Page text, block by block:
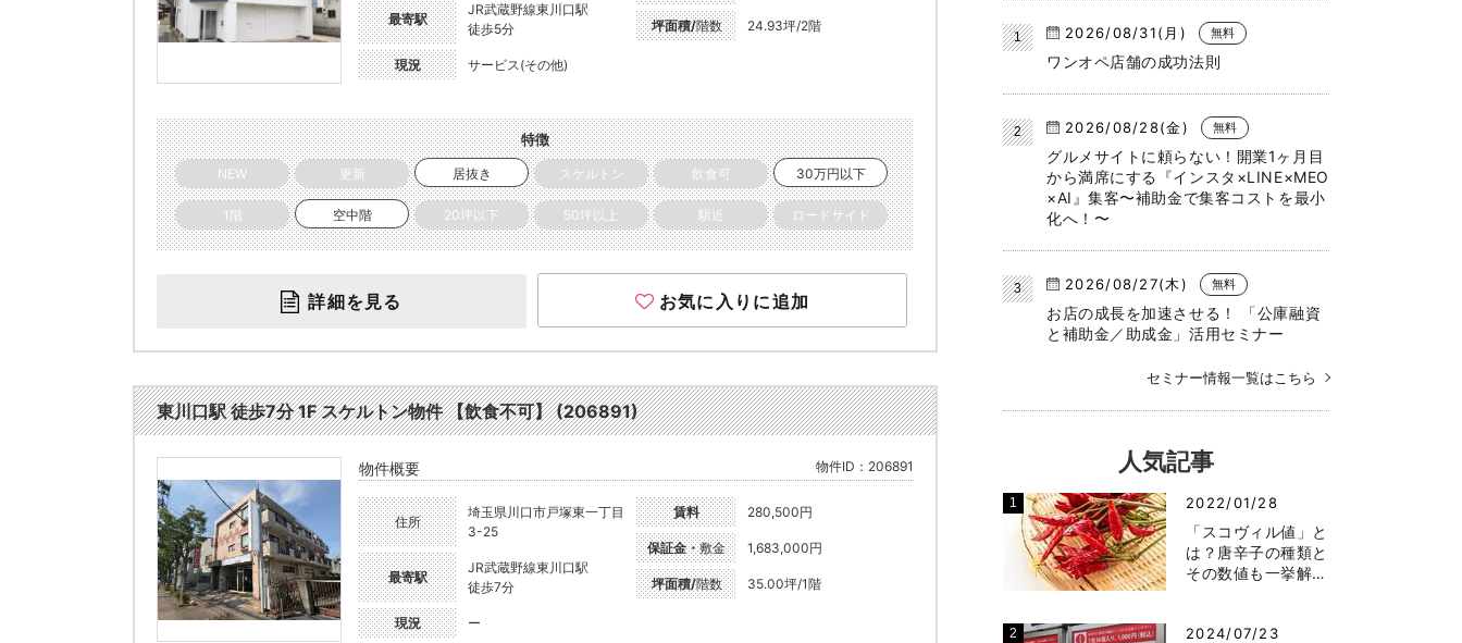
最寄駅
JR武蔵野線東川口駅
徒歩5分
現況 サービス(その他)
坪面積/階数 24.93坪/2階
特徴
NEW 更新 居抜き スケルトン 飲食可 30万円以下
1階 空中階 20坪以下 50坪以上 駅近 ロードサイド
詳細を見る お気に入りに追加
東川口駅 徒歩7分 1F スケルトン物件 【飲食不可】 (206891)
物件概要 物件ID：206891
住所
埼玉県川口市戸塚東一丁目
3-25
最寄駅
JR武蔵野線東川口駅
徒歩7分
現況 ー
賃料 280,500円
保証金・敷金 1,683,000円
坪面積/階数 35.00坪/1階
2026/08/31(月) 無料
ワンオペ店舗の成功法則
2026/08/28(金) 無料
グルメサイトに頼らない！開業1ヶ月目
から満席にする『インスタ×LINE×MEO
×AI』集客〜補助金で集客コストを最小
化へ！〜
2026/08/27(木) 無料
お店の成長を加速させる！ 「公庫融資
と補助金／助成金」活用セミナー
セミナー情報一覧はこちら
人気記事
2022/01/28
「スコヴィル値」と
は？唐辛子の種類と
その数値も一挙解…
2024/07/23